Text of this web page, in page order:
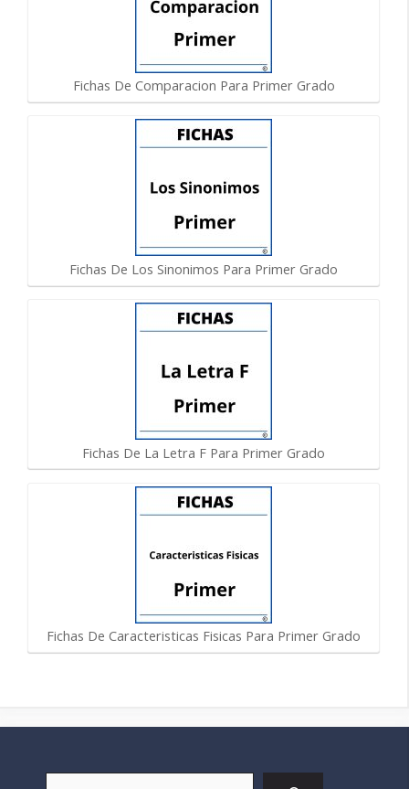
Fichas De Comparacion Para Primer Grado
Fichas De Los Sinonimos Para Primer Grado
Fichas De La Letra F Para Primer Grado
Fichas De Caracteristicas Fisicas Para Primer Grado